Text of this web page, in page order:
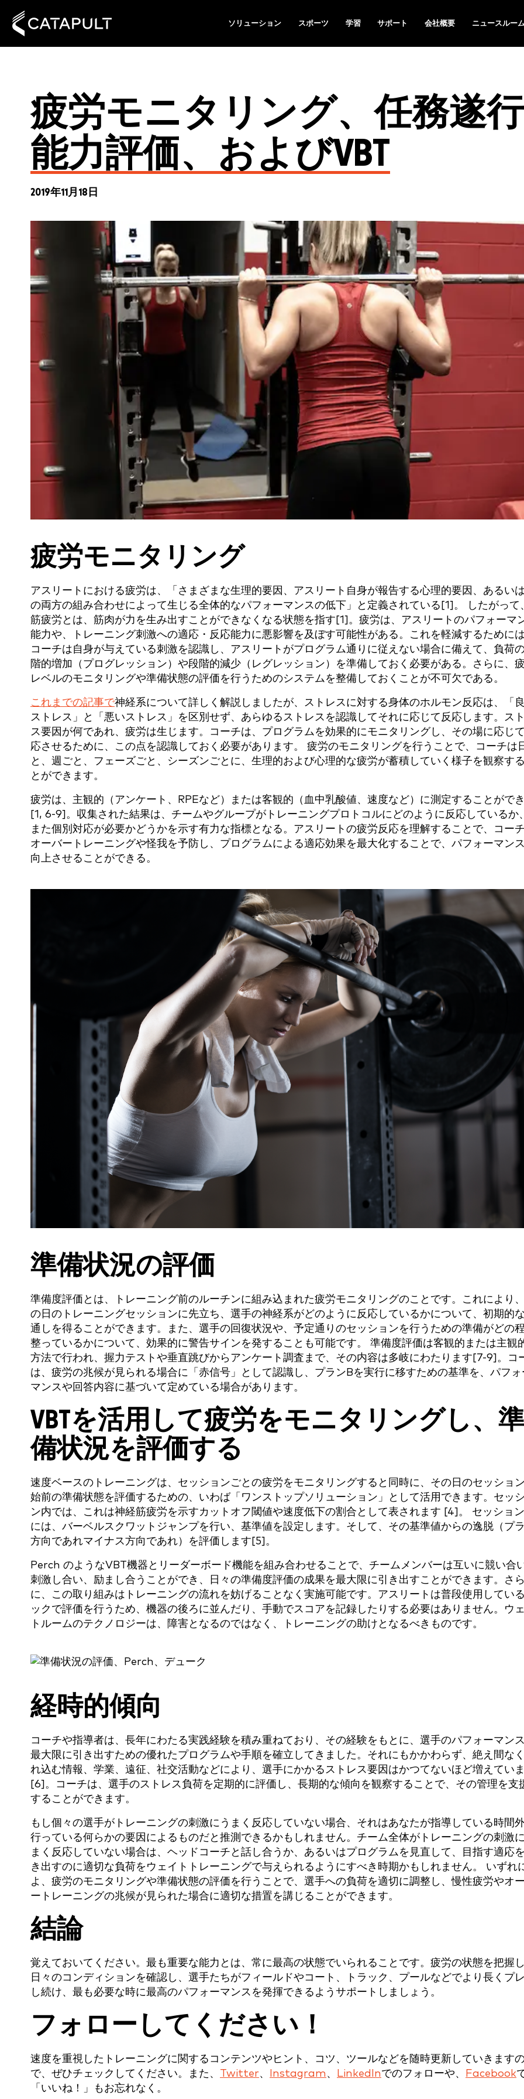
ソリューション スポーツ 学習 サポート 会社概要 ニュースルー
疲労モニタリング、任務遂行
能力評価、およびVBT
2019年11月18日
疲労モニタリング
アスリートにおける疲労は、「さまざまな生理的要因、アスリート自身が報告する心理的要因、あるい
の両方の組み合わせによって生じる全体的なパフォーマンスの低下」と定義されている[1]。 したがって
筋疲労とは、筋肉が力を生み出すことができなくなる状態を指す[1]。疲労は、アスリートのパフォーマ
能力や、トレーニング刺激への適応・反応能力に悪影響を及ぼす可能性がある。これを軽減するために
コーチは自身が与えている刺激を認識し、アスリートがプログラム通りに従えない場合に備えて、負荷
階的増加（プログレッション）や段階的減少（レグレッション）を準備しておく必要がある。さらに、
レベルのモニタリングや準備状態の評価を行うためのシステムを整備しておくことが不可欠である。
これまでの記事で神経系について詳しく解説しましたが、ストレスに対する身体のホルモン反応は、「
ストレス」と「悪いストレス」を区別せず、あらゆるストレスを認識してそれに応じて反応します。ス
ス要因が何であれ、疲労は生じます。コーチは、プログラムを効果的にモニタリングし、その場に応じ
応させるために、この点を認識しておく必要があります。 疲労のモニタリングを行うことで、コーチは
と、週ごと、フェーズごと、シーズンごとに、生理的および心理的な疲労が蓄積していく様子を観察す
とができます。
疲労は、主観的（アンケート、RPEなど）または客観的（血中乳酸値、速度など）に測定することがで
[1, 6-9]。収集された結果は、チームやグループがトレーニングプロトコルにどのように反応しているか
また個別対応が必要かどうかを示す有力な指標となる。アスリートの疲労反応を理解することで、コー
オーバートレーニングや怪我を予防し、プログラムによる適応効果を最大化することで、パフォーマン
向上させることができる。
準備状況の評価
準備度評価とは、トレーニング前のルーチンに組み込まれた疲労モニタリングのことです。これにより
の日のトレーニングセッションに先立ち、選手の神経系がどのように反応しているかについて、初期的
通しを得ることができます。また、選手の回復状況や、予定通りのセッションを行うための準備がどの
整っているかについて、効果的に警告サインを発することも可能です。 準備度評価は客観的または主観
方法で行われ、握力テストや垂直跳びからアンケート調査まで、その内容は多岐にわたります[7-9]。コ
は、疲労の兆候が見られる場合に「赤信号」として認識し、プランBを実行に移すための基準を、パフォ
マンスや回答内容に基づいて定めている場合があります。
VBTを活用して疲労をモニタリングし、準
備状況を評価する
速度ベースのトレーニングは、セッションごとの疲労をモニタリングすると同時に、その日のセッショ
始前の準備状態を評価するための、いわば「ワンストップソリューション」として活用できます。セッ
ン内では、これは神経筋疲労を示すカットオフ閾値や速度低下の割合として表されます [4]。 セッショ
には、バーベルスクワットジャンプを行い、基準値を設定します。そして、その基準値からの逸脱（プ
方向であれマイナス方向であれ）を評価します[5]。
Perch のようなVBT機器とリーダーボード機能を組み合わせることで、チームメンバーは互いに競い合
刺激し合い、励まし合うことができ、日々の準備度評価の成果を最大限に引き出すことができます。さ
に、この取り組みはトレーニングの流れを妨げることなく実施可能です。アスリートは普段使用してい
ックで評価を行うため、機器の後ろに並んだり、手動でスコアを記録したりする必要はありません。ウ
トルームのテクノロジーは、障害となるのではなく、トレーニングの助けとなるべきものです。
経時的傾向
コーチや指導者は、長年にわたる実践経験を積み重ねており、その経験をもとに、選手のパフォーマン
最大限に引き出すための優れたプログラムや手順を確立してきました。それにもかかわらず、絶え間な
れ込む情報、学業、遠征、社交活動などにより、選手にかかるストレス要因はかつてないほど増えてい
[6]。コーチは、選手のストレス負荷を定期的に評価し、長期的な傾向を観察することで、その管理を支
することができます。
もし個々の選手がトレーニングの刺激にうまく反応していない場合、それはあなたが指導している時間
行っている何らかの要因によるものだと推測できるかもしれません。チーム全体がトレーニングの刺激
まく反応していない場合は、ヘッドコーチと話し合うか、あるいはプログラムを見直して、目指す適応
き出すのに適切な負荷をウェイトトレーニングで与えられるようにすべき時期かもしれません。 いずれ
よ、疲労のモニタリングや準備状態の評価を行うことで、選手への負荷を適切に調整し、慢性疲労やオ
ートレーニングの兆候が見られた場合に適切な措置を講じることができます。
結論
覚えておいてください。最も重要な能力とは、常に最高の状態でいられることです。疲労の状態を把握
日々のコンディションを確認し、選手たちがフィールドやコート、トラック、プールなどでより長くプ
し続け、最も必要な時に最高のパフォーマンスを発揮できるようサポートしましょう。
フォローしてください！
速度を重視したトレーニングに関するコンテンツやヒント、コツ、ツールなどを随時更新していきます
で、ぜひチェックしてください。また、 Twitter、 Instagram 、 LinkedInでのフォローや、 Facebook
「いいね！」もお忘れなく。